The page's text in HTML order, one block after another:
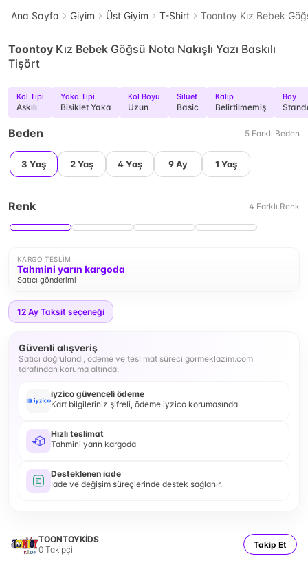
Ana Sayfa Giyim Üst Giyim T-Shirt Toontoy Kız Bebek
Toontoy Kız Bebek Göğsü Nota Nakışlı Yazı Baskılı
Tişört
Kol Tipi
Askılı
Yaka Tipi
Bisiklet Yaka
Kol Boyu
Uzun
Siluet
Basic
Kalıp
Belirtilmemiş
Boy
Beden 5 Farklı Beden
3 Yaş 2 Yaş 4 Yaş 9 Ay 1 Yaş
Renk 4 Farklı Renk
KARGO TESLIM
Tahmini yarın kargoda
Satıcı gönderimi
12 Ay Taksit seçeneği
Güvenli alışveriş
Satıcı doğrulandı, ödeme ve teslimat süreci gormeklazim.com
tarafından koruma altında.
iyzico güvenceli ödeme
Kart bilgileriniz şifreli, ödeme iyzico korumasında.
Hızlı teslimat
Tahmini yarın kargoda
Desteklenen iade
İade ve değişim süreçlerinde destek sağlanır.
TOONTOYKİDS
0 Takipçi Takip Et